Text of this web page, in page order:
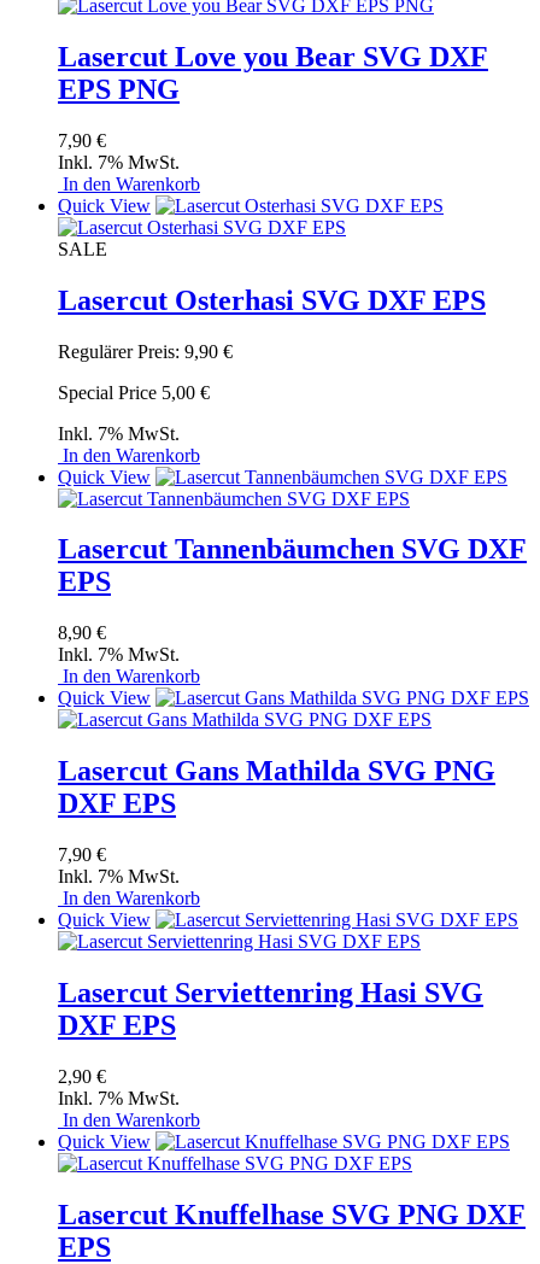
Lasercut Love you Bear SVG DXF
EPS PNG
7,90 €
Inkl. 7% MwSt.
In den Warenkorb
Quick View
SALE
Lasercut Osterhasi SVG DXF EPS
Regulärer Preis: 9,90 €
Special Price 5,00 €
Inkl. 7% MwSt.
In den Warenkorb
Quick View
Lasercut Tannenbäumchen SVG DXF
EPS
8,90 €
Inkl. 7% MwSt.
In den Warenkorb
Quick View
Lasercut Gans Mathilda SVG PNG
DXF EPS
7,90 €
Inkl. 7% MwSt.
In den Warenkorb
Quick View
Lasercut Serviettenring Hasi SVG
DXF EPS
2,90 €
Inkl. 7% MwSt.
In den Warenkorb
Quick View
Lasercut Knuffelhase SVG PNG DXF
EPS